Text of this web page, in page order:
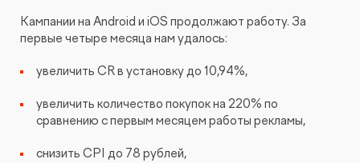
Кампании на Android и iOS продолжают работу. За
первые четыре месяца нам удалось:
увеличить CR в установку до 10,94%,
увеличить количество покупок на 220% по
сравнению с первым месяцем работы рекламы,
снизить CPI до 78 рублей,